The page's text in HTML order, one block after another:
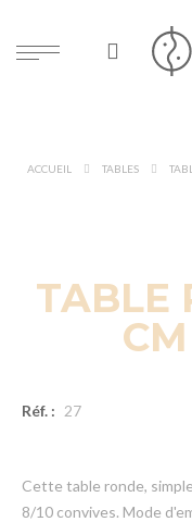
ACCUEIL TABLES
TABLE
Réf. : 27
Cette table ronde,
8/10 convives. Mode